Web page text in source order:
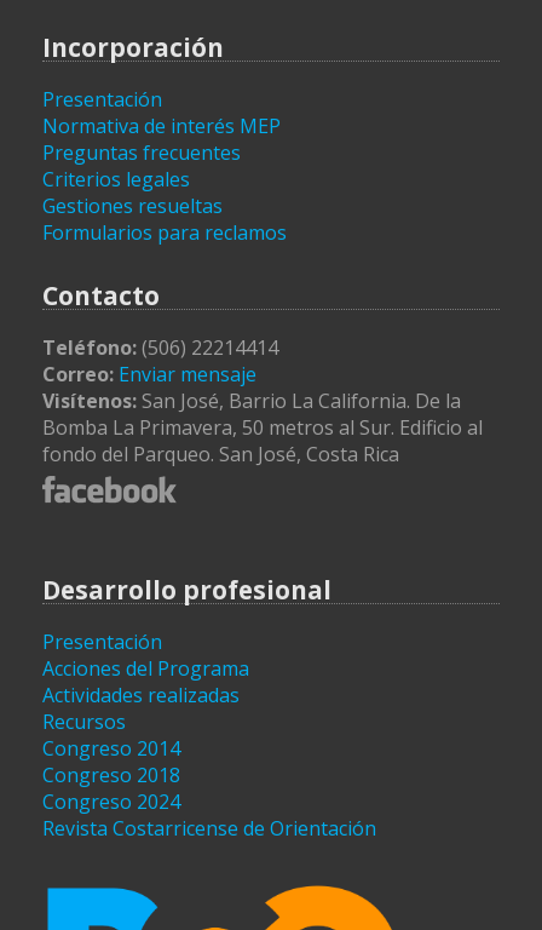
Incorporación
Presentación
Normativa de interés MEP
Preguntas frecuentes
Criterios legales
Gestiones resueltas
Formularios para reclamos
Contacto
Teléfono:(506) 22214414
Correo: Enviar mensaje
Visítenos: San José, Barrio La California. De la
Bomba La Primavera, 50 metros al Sur. Edificio al
fondo del Parqueo. San José, Costa Rica
Desarrollo profesional
Presentación
Acciones del Programa
Actividades realizadas
Recursos
Congreso 2014
Congreso 2018
Congreso 2024
Revista Costarricense de Orientación